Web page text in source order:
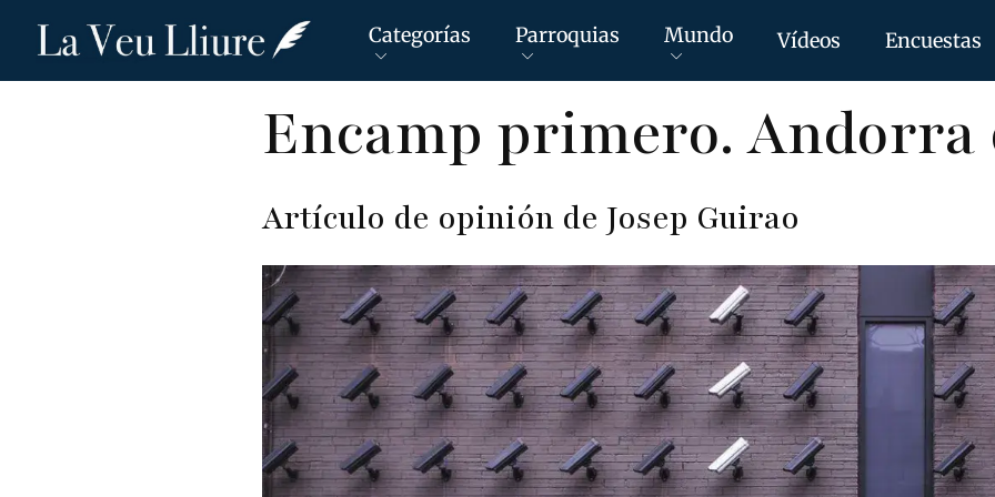
Pasar
Categorías Parroquias Mundo Vídeos Encuestas
Encamp primero. Andorra
Artículo de opinión de Josep Guirao